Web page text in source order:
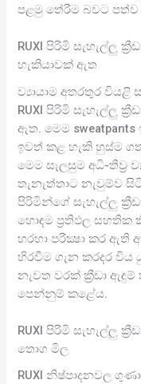
පළමු තේරීම බවට
RUXI පිරිමි සැහැල්ලු
හැකියාවක් ඇත
ව්‍යායාම අතරතුර
RUXI පිරිමි සැහැල්ලු
ඇත. මෙම
ඉවත් කළ හැකි හුස්ම ගත
මෙම සැලසුම අධි-තීව්‍ර
තැනැත්තාට නැවුම්ව
පිරිමින්ගේ සැහැල්ලු
හොඳම ප්‍රතිඵල සහතික
හරහා පරීක්‍ෂා කර ඇති
හිරවීම ගැන කරදර විය
නැවත වරක් ක්‍රීඩා
පෙන්නුම් කළේය.
RUXI පිරිමි සැහැල්ලු
තොග මිල
RUXI නිෂ්පාදනවල